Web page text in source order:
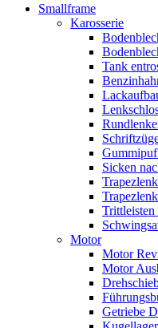
Smallframe
Karosserie
Tank
Sicken
Trittleisten
Motor
Motor
Motor
Getriebe